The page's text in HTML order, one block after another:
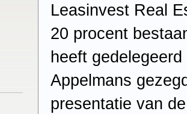
Leasinvest Real
20 procent
heeft
Appelmans
presentatie van